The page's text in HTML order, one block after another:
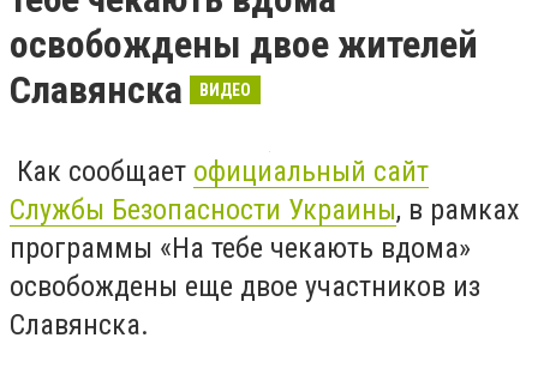
освобождены двое жителей
Славянска
ВИДЕО
Как сообщает официальный сайт
Службы Безопасности Украины, в рамках
программы «На тебе чекають вдома»
освобождены еще двое участников из
Славянска.